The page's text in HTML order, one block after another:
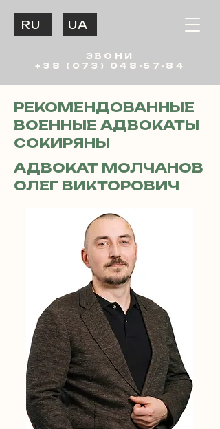
ЗВОНИ
+38 (073) 048-57-84
UA
RU
РЕКОМЕНДОВАННЫЕ
ВОЕННЫЕ АДВОКАТЫ
СОКИРЯНЫ
АДВОКАТ МОЛЧАНОВ
ОЛЕГ ВИКТОРОВИЧ